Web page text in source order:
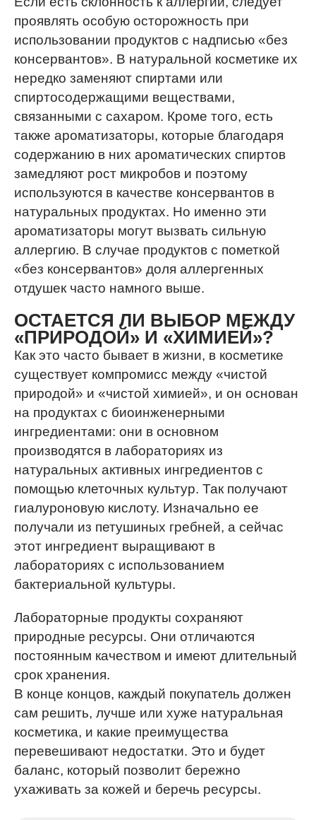
проявлять особую осторожность при
использовании продуктов с надписью «без
консервантов». В натуральной косметике их
нередко заменяют спиртами или
спиртосодержащими веществами,
связанными с сахаром. Кроме того, есть
также ароматизаторы, которые благодаря
содержанию в них ароматических спиртов
замедляют рост микробов и поэтому
используются в качестве консервантов в
натуральных продуктах. Но именно эти
ароматизаторы могут вызвать сильную
аллергию. В случае продуктов с пометкой
«без консервантов» доля аллергенных
отдушек часто намного выше.
ОСТАЕТСЯ ЛИ ВЫБОР МЕЖДУ
«ПРИРОДОЙ» И «ХИМИЕЙ»?
Как это часто бывает в жизни, в косметике
существует компромисс между «чистой
природой» и «чистой химией», и он основан
на продуктах с биоинженерными
ингредиентами: они в основном
производятся в лабораториях из
натуральных активных ингредиентов с
помощью клеточных культур. Так получают
гиалуроновую кислоту. Изначально ее
получали из петушиных гребней, а сейчас
этот ингредиент выращивают в
лабораториях с использованием
бактериальной культуры.
Лабораторные продукты сохраняют
природные ресурсы. Они отличаются
постоянным качеством и имеют длительный
срок хранения.
В конце концов, каждый покупатель должен
сам решить, лучше или хуже натуральная
косметика, и какие преимущества
перевешивают недостатки. Это и будет
баланс, который позволит бережно
ухаживать за кожей и беречь ресурсы.